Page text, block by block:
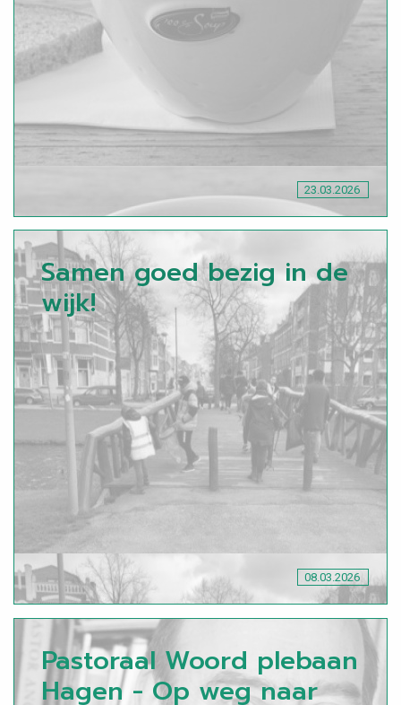
23.03.2026
Samen goed bezig in de
wijk!
08.03.2026
Pastoraal Woord plebaan
Hagen - Op weg naar